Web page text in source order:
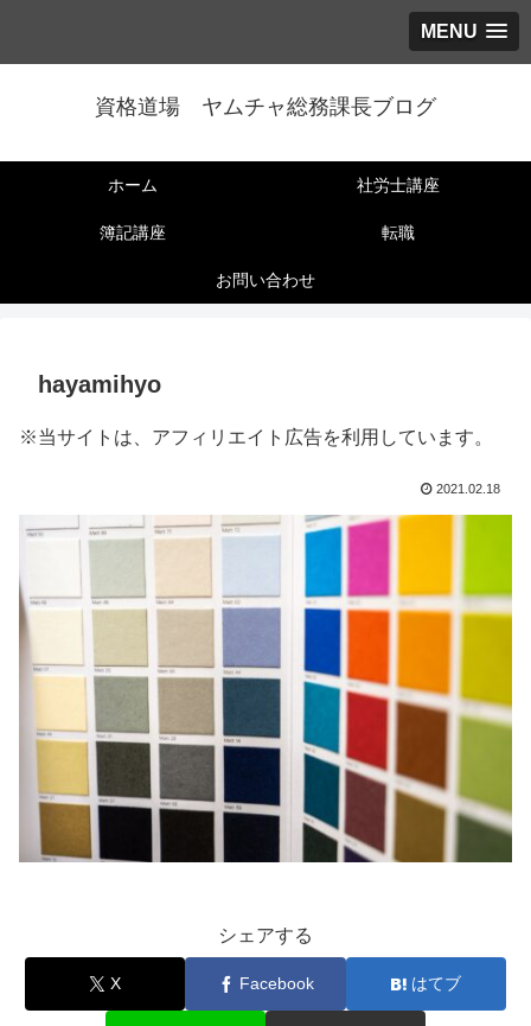
MENU
資格道場 ヤムチャ総務課長ブログ
ホーム 社労士講座
簿記講座 転職
お問い合わせ
hayamihyo
※当サイトは、アフィリエイト広告を利用しています。
2021.02.18
シェアする
X Facebook はてブ